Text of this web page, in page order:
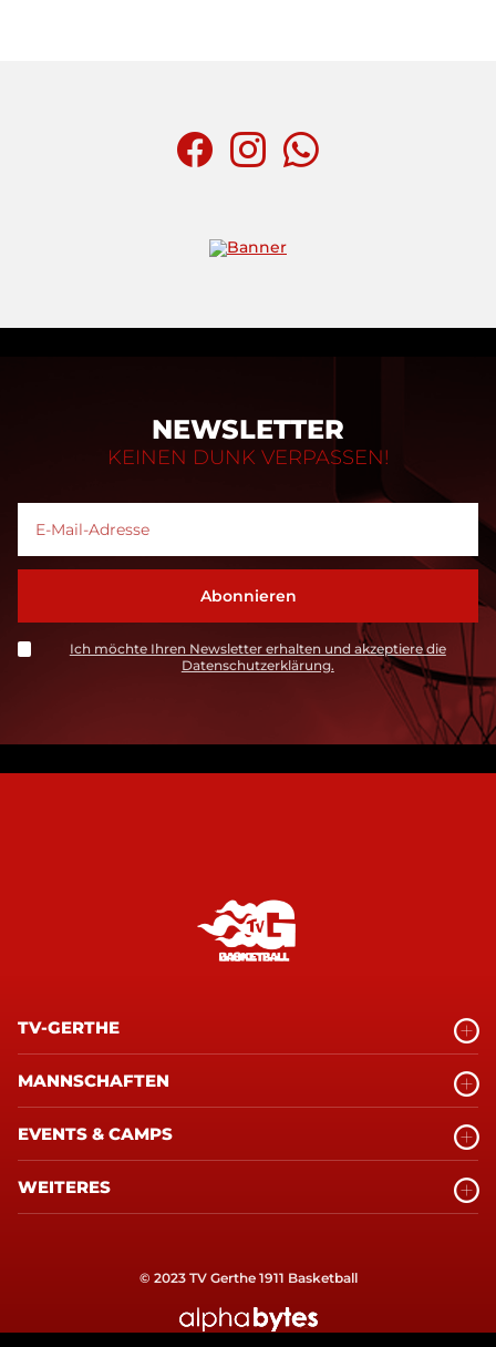
NEWSLETTER
KEINEN DUNK VERPASSEN!
Ich möchte Ihren Newsletter erhalten und akzeptiere die
Datenschutzerklärung.
TV-GERTHE
MANNSCHAFTEN
EVENTS & CAMPS
WEITERES
© 2023 TV Gerthe 1911 Basketball